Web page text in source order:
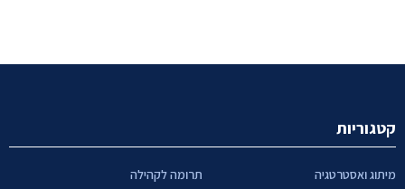
קטגוריות
מיתוג ואסטרטגיה
תרומה לקהילה